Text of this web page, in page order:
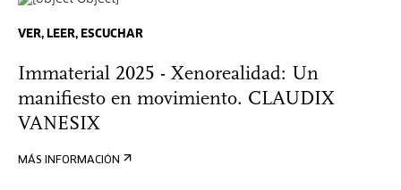
VER, LEER, ESCUCHAR
Immaterial 2025 - Xenorealidad: Un
manifiesto en movimiento. CLAUDIX
VANESIX
MÁS INFORMACIÓN